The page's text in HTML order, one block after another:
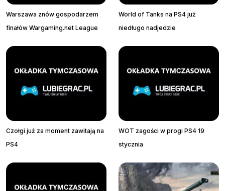
Warszawa znów gospodarzem
finałów Wargaming.net League
World of Tanks na PS4 już
niedługo nadjedzie
Czołgi już za moment zawitają na
PS4
WOT zagości w progi PS4 19
stycznia